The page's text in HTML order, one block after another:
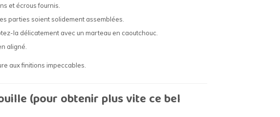
et écrous fournis.
parties soient solidement assemblées.
la délicatement avec un marteau en caoutchouc.
aligné.
aux finitions impeccables.
(pour obtenir plus vite ce bel